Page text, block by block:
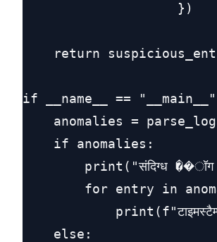
                    })
return
if __name__ ==
anomalies =
    if anomalies:
print("संदिग्ध ��ॉग
for entry in
    else: